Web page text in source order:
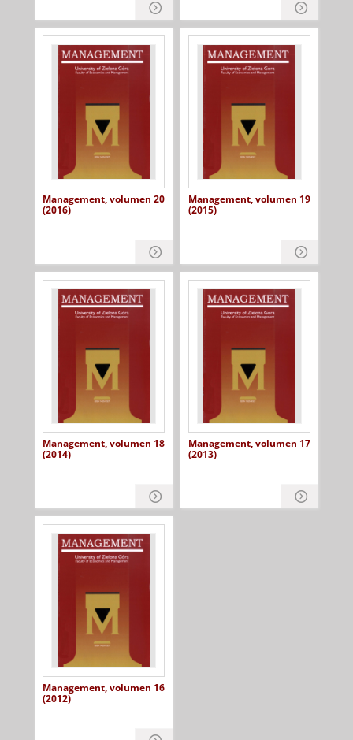
Management, volumen 20
(2016)
Management, volumen 19
(2015)
Management, volumen 18
(2014)
Management, volumen 17
(2013)
Management, volumen 16
(2012)